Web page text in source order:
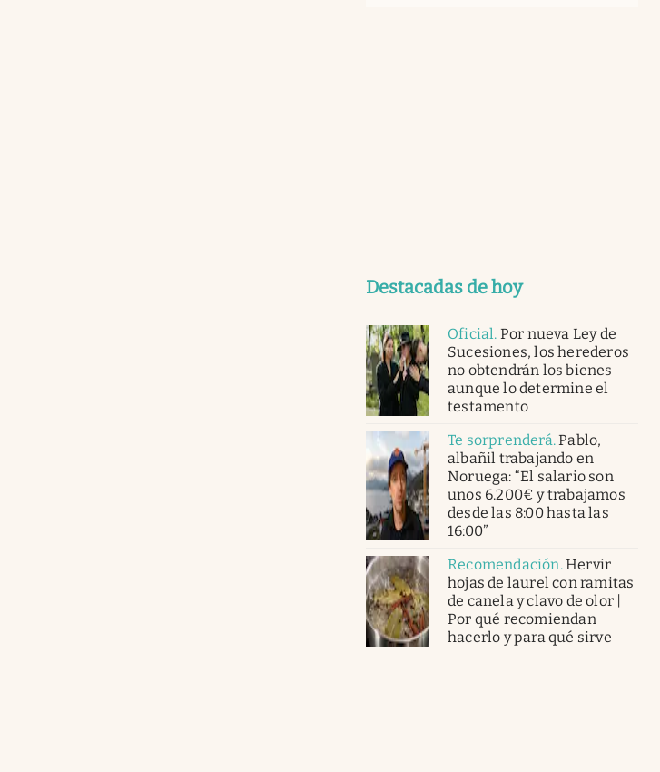
Destacadas de hoy
Oficial. Por nueva Ley de
Sucesiones, los herederos
no obtendrán los bienes
aunque lo determine el
testamento
Te sorprenderá.Pablo,
albañil trabajando en
Noruega: “El salario son
unos 6.200€ y trabajamos
desde las 8:00 hasta las
16:00”
Recomendación.Hervir
hojas de laurel con ramitas
de canela y clavo de olor |
Por qué recomiendan
hacerlo y para qué sirve